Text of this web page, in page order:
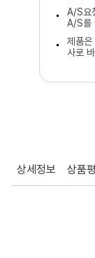
A/S요
A/S를
제품은
사로
상세정보 상품평